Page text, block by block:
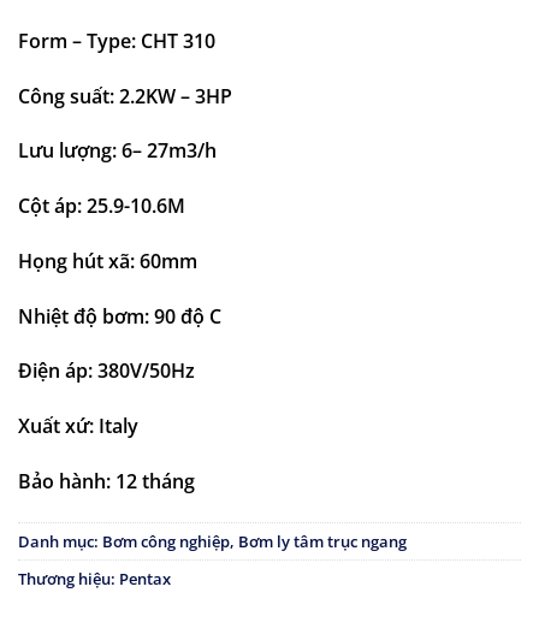
Form – Type: CHT 310
Công suất: 2.2KW – 3HP
Lưu lượng: 6– 27m3/h
Cột áp: 25.9-10.6M
Họng hút xã: 60mm
Nhiệt độ bơm: 90 độ C
Điện áp: 380V/50Hz
Xuất xứ: Italy
Bảo hành: 12 tháng
Danh mục: Bơm công nghiệp, Bơm ly tâm trục ngang
Thương hiệu: Pentax